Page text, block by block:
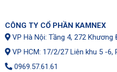
CÔNG TY CỔ PHẦN KAMNEX
VP Hà Nội: Tầng 4, 272 Khương
VP HCM: 17/2/27 Liên khu 5 -6,
0969.57.61.61